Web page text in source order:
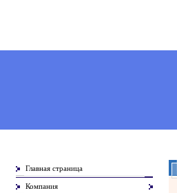
Главная страница
Компания